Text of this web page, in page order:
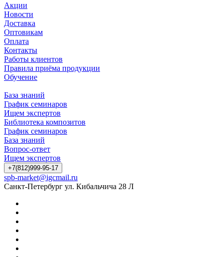
Акции
Новости
Доставка
Оптовикам
Оплата
Контакты
Работы клиентов
Правила приёма продукции
Обучение
База знаний
График семинаров
Ищем экспертов
Библиотека композитов
График семинаров
База знаний
Вопрос-ответ
Ищем экспертов
+7(812)999-95-17
spb-market@igcmail.ru
Санкт-Петербург ул. Кибальчича 28 Л